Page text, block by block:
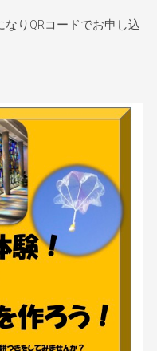
りQRコードでお申し込